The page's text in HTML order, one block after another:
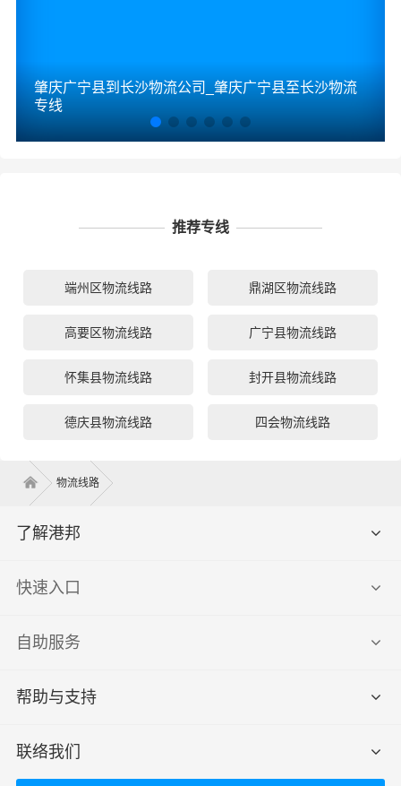
肇庆广宁县到长沙物流公司_肇庆广宁县至长沙物流
专线
推荐专线
端州区物流线路 鼎湖区物流线路
高要区物流线路 广宁县物流线路
怀集县物流线路 封开县物流线路
德庆县物流线路 四会物流线路
物流线路
了解港邦
快速入口
自助服务
帮助与支持
联络我们